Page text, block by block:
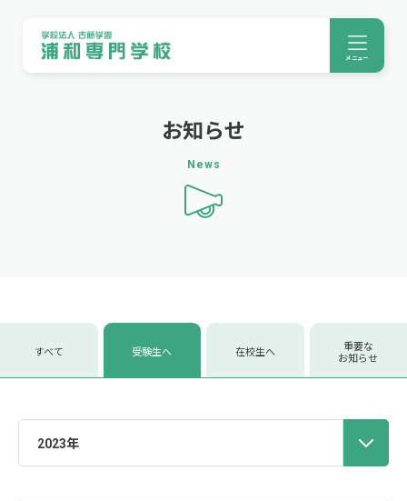
メニュー
お知らせ
News
すべて 受験生へ 在校生へ
重要な
お知らせ
2023年